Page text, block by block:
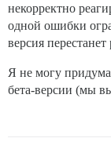
некорректно
одной ошибки
версия перестанет
Я не могу
бета-версии (мы